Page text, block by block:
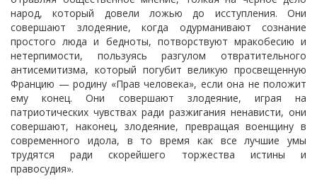
народ, который довели ложью до исступления. Они
совершают злодеяние, когда одурманивают сознание
простого люда и бедноты, потворствуют мракобесию и
нетерпимости, пользуясь разгулом отвратительного
антисемитизма, который погубит великую просвещенную
Францию — родину «Прав человека», если она не положит
ему конец. Они совершают злодеяние, играя на
патриотических чувствах ради разжигания ненависти, они
совершают, наконец, злодеяние, превращая военщину в
современного идола, в то время как все лучшие умы
трудятся ради скорейшего торжества истины и
правосудия».